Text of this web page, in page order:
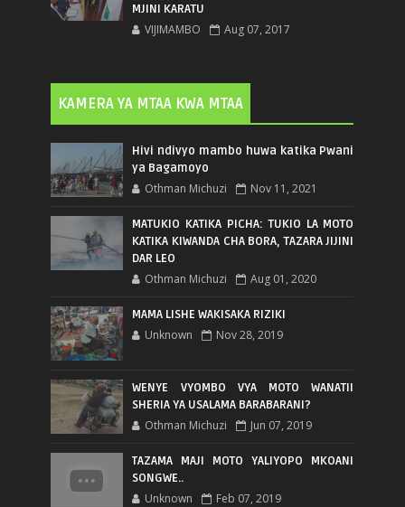
MJINI KARATU
VIJIMAMBO Aug 07, 2017
KAMERA YA MTAA KWA MTAA
Hivi ndivyo mambo huwa katika Pwani
ya Bagamoyo
Othman Michuzi Nov 11, 2021
MATUKIO KATIKA PICHA: TUKIO LA MOTO
KATIKA KIWANDA CHA BORA, TAZARA JIJINI
DAR LEO
Othman Michuzi Aug 01, 2020
MAMA LISHE WAKISAKA RIZIKI
Unknown Nov 28, 2019
WENYE VYOMBO VYA MOTO WANATII
SHERIA YA USALAMA BARABARANI?
Othman Michuzi Jun 07, 2019
TAZAMA MAJI MOTO YALIYOPO MKOANI
SONGWE..
Unknown Feb 07, 2019